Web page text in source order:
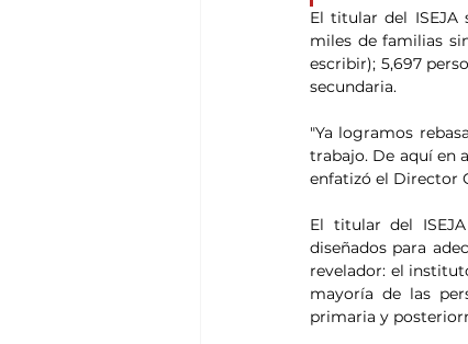
El titular del ISEJA
miles de familias
escribir); 5,697
secundaria.
"Ya logramos
trabajo. De aquí en
enfatizó el Director
El titular del
diseñados para
revelador: el
mayoría de las
primaria y